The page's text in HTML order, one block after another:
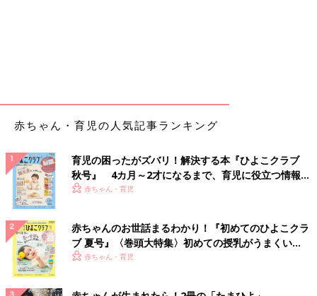
赤ちゃん・育児の人気記事ランキング
育児の困ったがズバリ！解決する本『ひよこクラブ
秋号』 4カ月～2才になるまで、育児に役立つ情報が
いっぱい！
赤ちゃん・育児
赤ちゃんのお世話まるわかり！『初めてのひよこクラ
ブ 夏号』〈巻頭大特集〉初めての授乳がうまくい
く！ おっぱい・ミルクの基本と夏のトラブル 解決テ
赤ちゃん・育児